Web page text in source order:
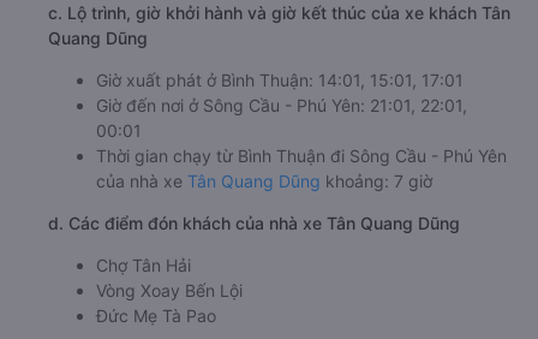
c. Lộ trình, giờ khởi hành và giờ kết thúc của xe khách Tân
Quang Dũng
Giờ xuất phát ở Bình Thuận: 14:01, 15:01, 17:01
Giờ đến nơi ở Sông Cầu - Phú Yên: 21:01, 22:01,
00:01
của nhà xeTân Quang Dũng
d. Các điểm đón khách của nhà xe Tân Quang Dũng